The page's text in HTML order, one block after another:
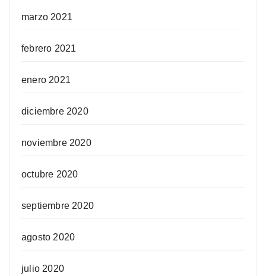
marzo 2021
febrero 2021
enero 2021
diciembre 2020
noviembre 2020
octubre 2020
septiembre 2020
agosto 2020
julio 2020